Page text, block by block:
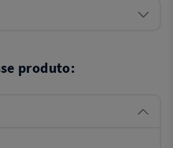
produto: